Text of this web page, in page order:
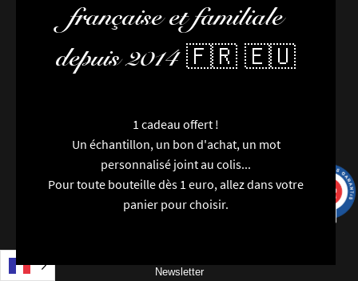
française et familiale
depuis 2014 🇫🇷 🇪🇺
1 cadeau offert !
Un échantillon, un bon d'achat, un mot
personnalisé joint au colis...
Pour toute bouteille dès 1 euro, allez dans votre
panier pour choisir.
FAQ / Aide
Conditions de livraison
Newsletter
/10
9991 avis